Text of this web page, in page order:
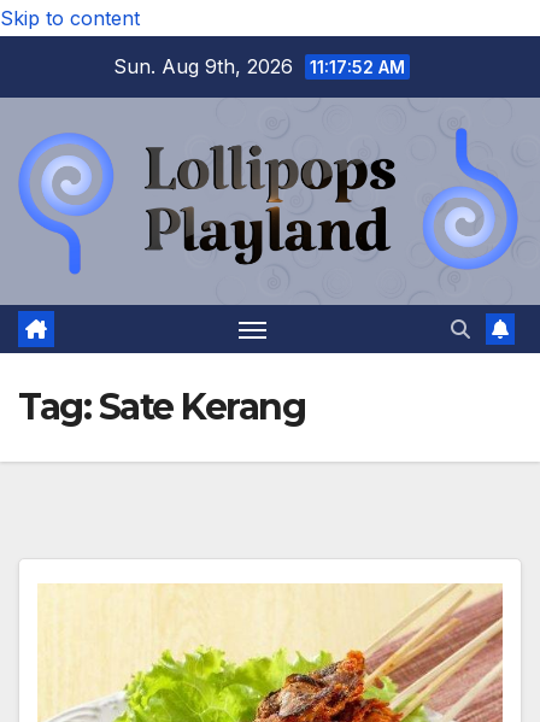
Skip to content
Sun. Aug 9th, 2026
11:17:52 AM
Tag:Sate Kerang